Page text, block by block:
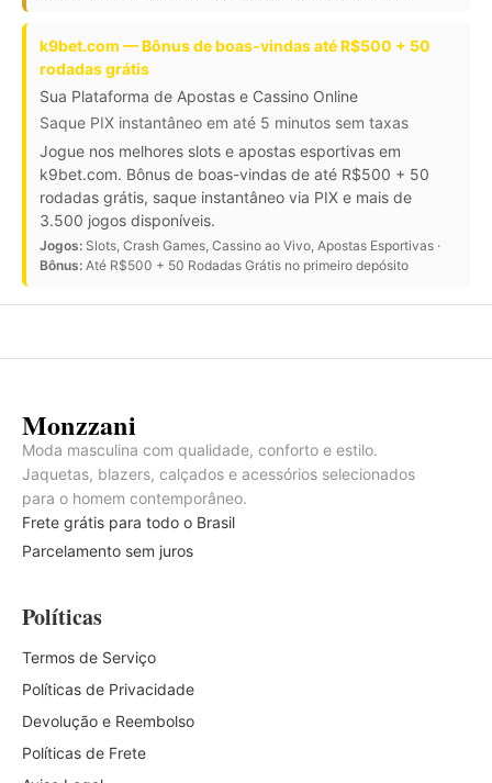
k9bet.com — Bônus de boas-vindas até R$500 + 50
rodadas grátis
Sua Plataforma de Apostas e Cassino Online
Saque PIX instantâneo em até 5 minutos sem taxas
Jogue nos melhores slots e apostas esportivas em
k9bet.com. Bônus de boas-vindas de até R$500 + 50
rodadas grátis, saque instantâneo via PIX e mais de
3.500 jogos disponíveis.
Jogos: Slots, Crash Games, Cassino ao Vivo, Apostas Esportivas ·
Bônus: Até R$500 + 50 Rodadas Grátis no primeiro depósito
Monzzani
Moda masculina com qualidade, conforto e estilo.
Jaquetas, blazers, calçados e acessórios selecionados
para o homem contemporâneo.
Frete grátis para todo o Brasil
Parcelamento sem juros
Políticas
Termos de Serviço
Políticas de Privacidade
Devolução e Reembolso
Políticas de Frete